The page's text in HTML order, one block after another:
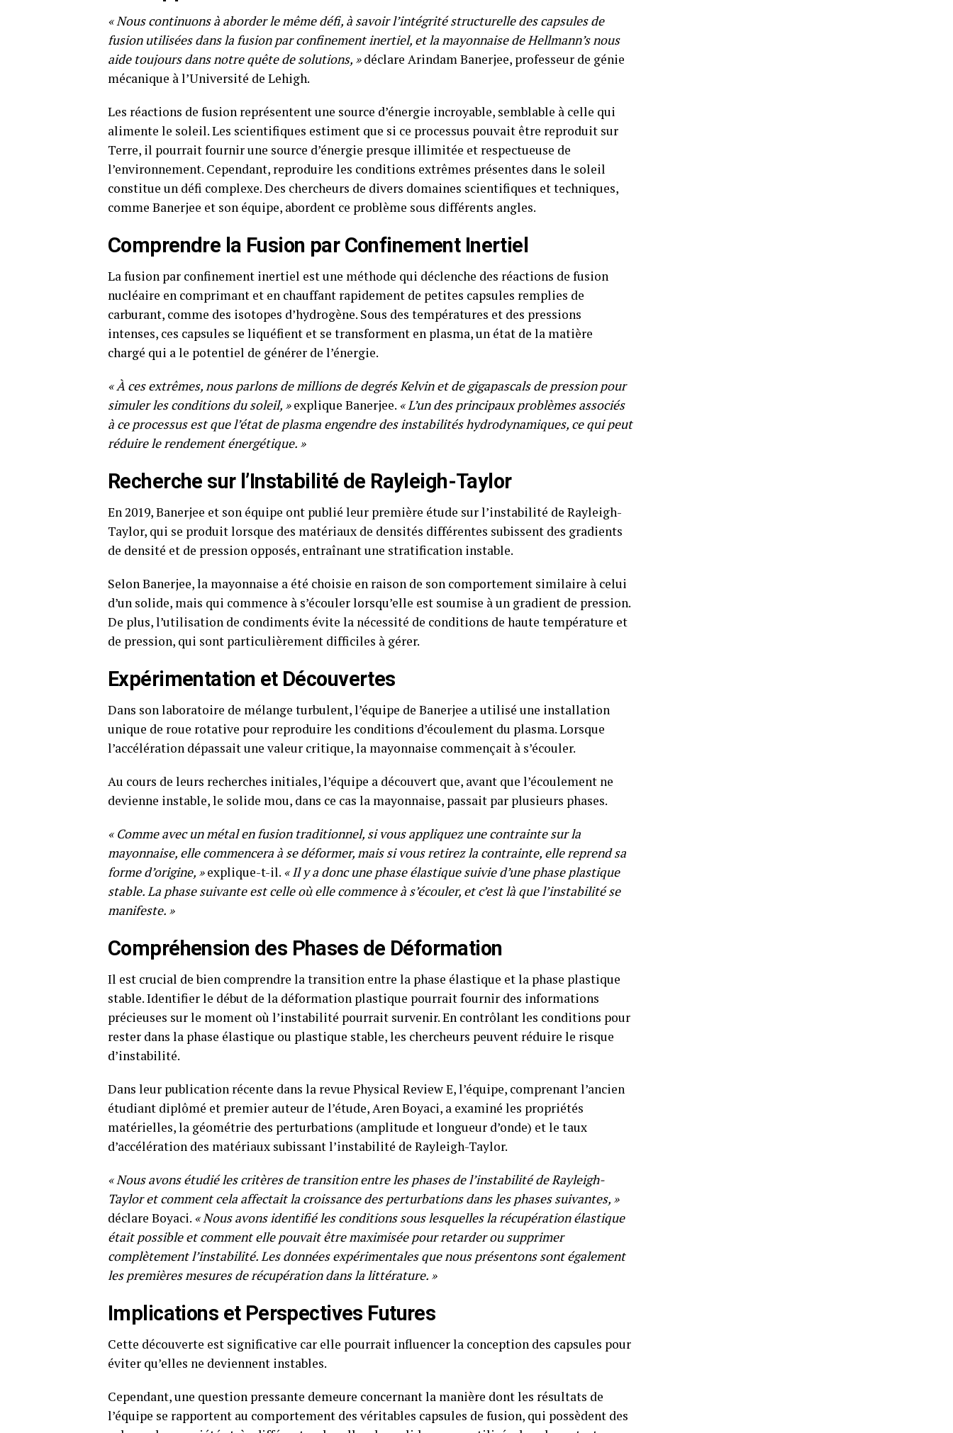
« Nous continuons à aborder le même défi, à savoir l’intégrité structurelle des capsules de
fusion utilisées dans la fusion par confinement inertiel, et la mayonnaise de Hellmann’s nous
aide toujours dans notre quête de solutions, »déclare Arindam Banerjee, professeur de génie
mécanique à l’Université de Lehigh.
Les réactions de fusion représentent une source d’énergie incroyable, semblable à celle qui
alimente le soleil. Les scientifiques estiment que si ce processus pouvait être reproduit sur
Terre, il pourrait fournir une source d’énergie presque illimitée et respectueuse de
l’environnement. Cependant, reproduire les conditions extrêmes présentes dans le soleil
constitue un défi complexe. Des chercheurs de divers domaines scientifiques et techniques,
comme Banerjee et son équipe, abordent ce problème sous différents angles.
Comprendre la Fusion par Confinement Inertiel
La fusion par confinement inertiel est une méthode qui déclenche des réactions de fusion
nucléaire en comprimant et en chauffant rapidement de petites capsules remplies de
carburant, comme des isotopes d’hydrogène. Sous des températures et des pressions
intenses, ces capsules se liquéfient et se transforment en plasma, un état de la matière
chargé qui a le potentiel de générer de l’énergie.
« À ces extrêmes, nous parlons de millions de degrés Kelvin et de gigapascals de pression pour
simuler les conditions du soleil, »explique Banerjee. « L’un des principaux problèmes associés
à ce processus est que l’état de plasma engendre des instabilités hydrodynamiques, ce qui peut
réduire le rendement énergétique. »
Recherche sur l’Instabilité de Rayleigh-Taylor
En 2019, Banerjee et son équipe ont publié leur première étude sur l’instabilité de Rayleigh-
Taylor, qui se produit lorsque des matériaux de densités différentes subissent des gradients
de densité et de pression opposés, entraînant une stratification instable.
Selon Banerjee, la mayonnaise a été choisie en raison de son comportement similaire à celui
d’un solide, mais qui commence à s’écouler lorsqu’elle est soumise à un gradient de pression.
De plus, l’utilisation de condiments évite la nécessité de conditions de haute température et
de pression, qui sont particulièrement difficiles à gérer.
Expérimentation et Découvertes
Dans son laboratoire de mélange turbulent, l’équipe de Banerjee a utilisé une installation
unique de roue rotative pour reproduire les conditions d’écoulement du plasma. Lorsque
l’accélération dépassait une valeur critique, la mayonnaise commençait à s’écouler.
Au cours de leurs recherches initiales, l’équipe a découvert que, avant que l’écoulement ne
devienne instable, le solide mou, dans ce cas la mayonnaise, passait par plusieurs phases.
« Comme avec un métal en fusion traditionnel, si vous appliquez une contrainte sur la
mayonnaise, elle commencera à se déformer, mais si vous retirez la contrainte, elle reprend sa
forme d’origine, »explique-t-il. « Il y a donc une phase élastique suivie d’une phase plastique
stable. La phase suivante est celle où elle commence à s’écouler, et c’est là que l’instabilité se
manifeste. »
Compréhension des Phases de Déformation
Il est crucial de bien comprendre la transition entre la phase élastique et la phase plastique
stable. Identifier le début de la déformation plastique pourrait fournir des informations
précieuses sur le moment où l’instabilité pourrait survenir. En contrôlant les conditions pour
rester dans la phase élastique ou plastique stable, les chercheurs peuvent réduire le risque
d’instabilité.
Dans leur publication récente dans la revue Physical Review E, l’équipe, comprenant l’ancien
étudiant diplômé et premier auteur de l’étude, Aren Boyaci, a examiné les propriétés
matérielles, la géométrie des perturbations (amplitude et longueur d’onde) et le taux
d’accélération des matériaux subissant l’instabilité de Rayleigh-Taylor.
« Nous avons étudié les critères de transition entre les phases de l’instabilité de Rayleigh-
Taylor et comment cela affectait la croissance des perturbations dans les phases suivantes, »
déclare Boyaci. « Nous avons identifié les conditions sous lesquelles la récupération élastique
était possible et comment elle pouvait être maximisée pour retarder ou supprimer
complètement l’instabilité. Les données expérimentales que nous présentons sont également
les premières mesures de récupération dans la littérature. »
Implications et Perspectives Futures
Cette découverte est significative car elle pourrait influencer la conception des capsules pour
éviter qu’elles ne deviennent instables.
Cependant, une question pressante demeure concernant la manière dont les résultats de
l’équipe se rapportent au comportement des véritables capsules de fusion, qui possèdent des